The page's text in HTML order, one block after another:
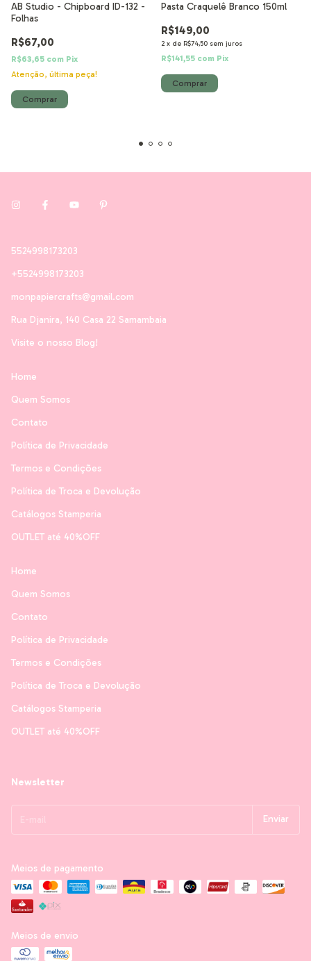
AB Studio - Chipboard ID-132 -
Folhas
R$67,00
R$63,65 com Pix
Atenção, última peça!
Pasta Craquelê Branco 150ml
R$149,00
2 x de R$74,50 sem juros
R$141,55 com Pix
5524998173203
+5524998173203
monpapiercrafts@gmail.com
Rua Djanira, 140 Casa 22 Samambaia
Visite o nosso Blog!
Home
Quem Somos
Contato
Política de Privacidade
Termos e Condições
Política de Troca e Devolução
Catálogos Stamperia
OUTLET até 40%OFF
Home
Quem Somos
Contato
Política de Privacidade
Termos e Condições
Política de Troca e Devolução
Catálogos Stamperia
OUTLET até 40%OFF
Newsletter
Meios de pagamento
Meios de envio